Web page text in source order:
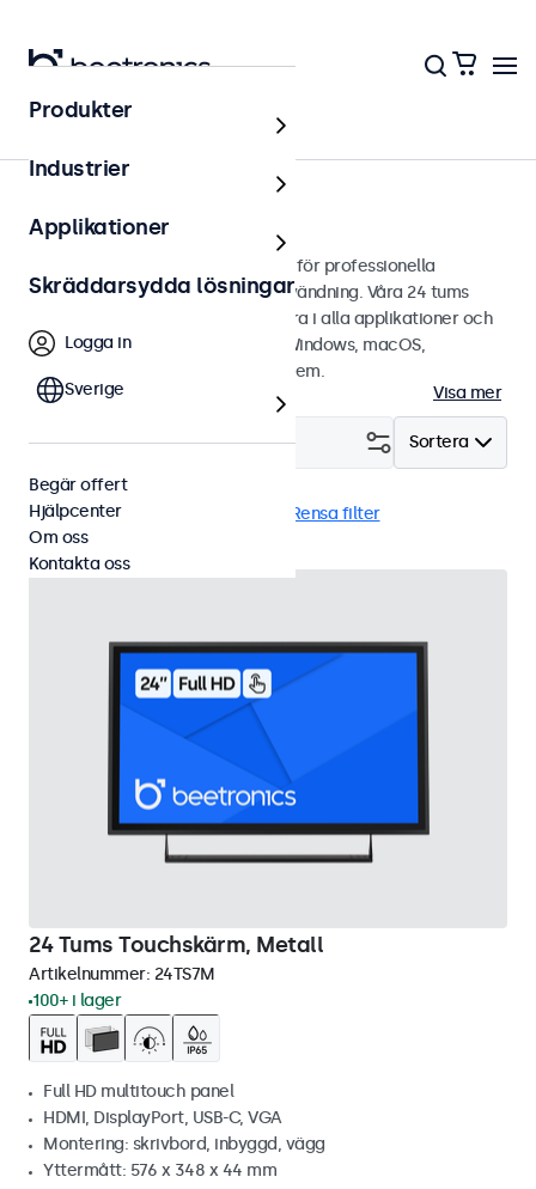
Touchskärmar
24 tums touchskärmar
24 tums touchskärmar designade för professionella
applikationer och kontinuerlig användning. Våra 24 tums
touchskärmar är lätta att integrera i alla applikationer och
miljöer samt är kompatibla med Windows, macOS,
ChromeOS och Linux operativsystem.
Visa mer
Sortera
Filtrera (2)
24 tums touchskärmar Rensa filter
24 Tums Touchskärm, Metall
Artikelnummer: 24TS7M
100+ i lager
Full HD multitouch panel
HDMI, DisplayPort, USB-C, VGA
Montering: skrivbord, inbyggd, vägg
Yttermått: 576 x 348 x 44 mm
Produkter
Industrier
Applikationer
Skräddarsydda lösningar
Logga in
Sverige
Begär offert
Hjälpcenter
Om oss
Kontakta oss